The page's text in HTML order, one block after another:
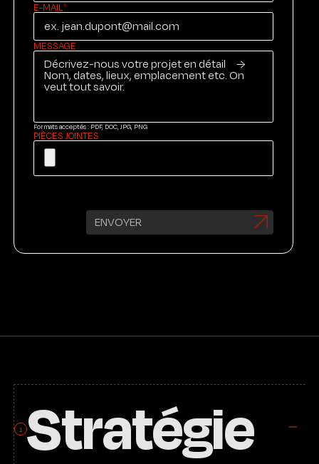
FR
E-MAIL
MESSAGE
PIÈCES JOINTES
Formats acceptés : PDF, DOC, JPG, PNG
ENVOYER
1 Stratégie